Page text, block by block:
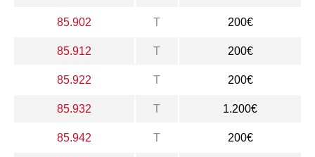
85.902 T 200€
85.912 T 200€
85.922 T 200€
85.932 T 1.200€
85.942 T 200€